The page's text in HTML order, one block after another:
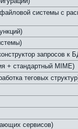
системы с
запросов к
+ стандартный MIME)
теговых
сервисов)